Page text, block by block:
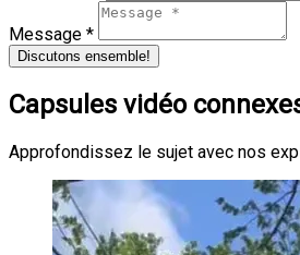
Message *
Discutons ensemble!
Capsules vidéo
Approfondissez le sujet avec nos